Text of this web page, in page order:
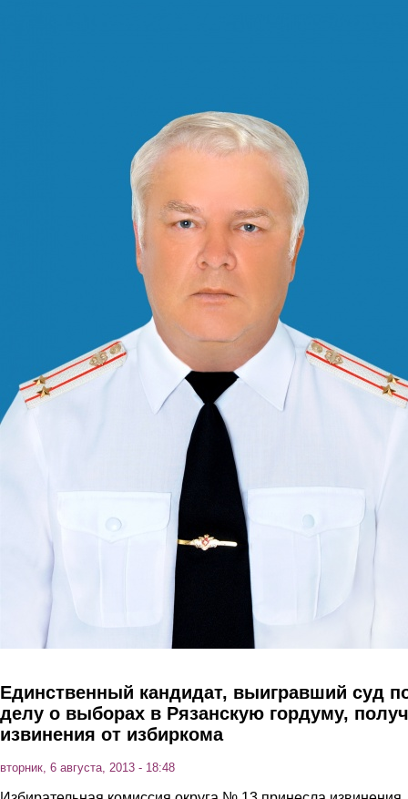
Единственный кандидат, выигравший суд
делу о выборах в Рязанскую гордуму,
извинения от избиркома
вторник, 6 августа, 2013 - 18:48